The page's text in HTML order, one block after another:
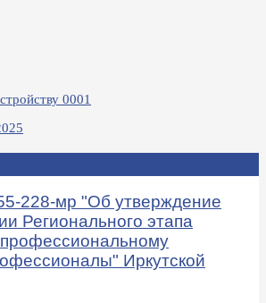
228-мр "Об утверждение
Регионального этапа
Иркутской